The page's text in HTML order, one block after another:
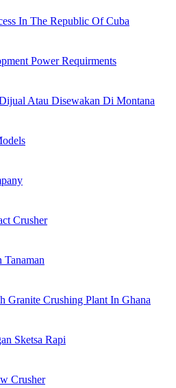
In The Republic Of Cuba
Power Requirments
Atau Disewakan Di Montana
Crusher
Tanaman
Granite Crushing Plant In Ghana
Sketsa Rapi
Crusher